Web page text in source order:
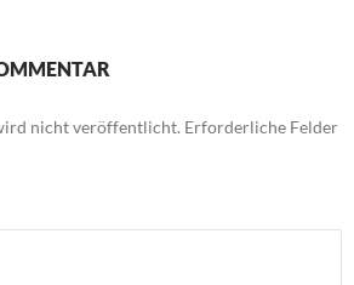
nicht veröffentlicht. Erforderliche Felder